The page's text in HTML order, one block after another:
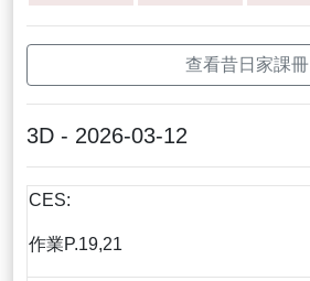
查看昔日家課冊
3D - 2026-03-12
CES:
作業P.19,21